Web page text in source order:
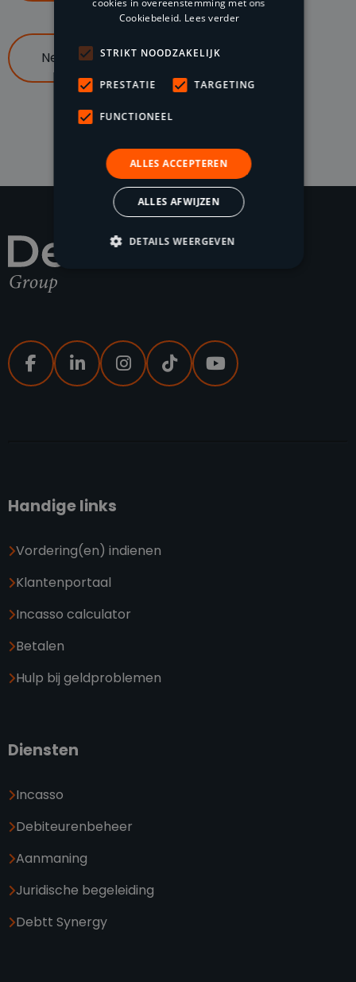
Neem contact op
Handige links
Vordering(en) indienen
Klantenportaal
Incasso calculator
Betalen
Hulp bij geldproblemen
Diensten
Incasso
Debiteurenbeheer
Aanmaning
Juridische begeleiding
Debtt Synergy
Cookiebeleid. Lees verder
STRIKT NOODZAKELIJK
PRESTATIE TARGETING
FUNCTIONEEL
ALLES ACCEPTEREN
ALLES AFWIJZEN
DETAILS WEERGEVEN